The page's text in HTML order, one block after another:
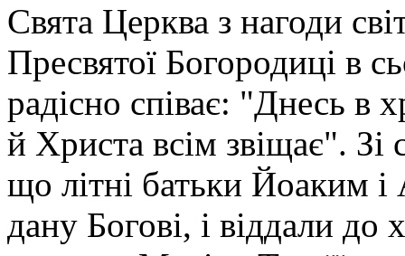
Свята Церква з нагоди
Пресвятої Богородиці в
радісно співає: "Днесь в
й Христа всім звіщає". Зі
що літні батьки Йоаким
дану Богові, і віддали